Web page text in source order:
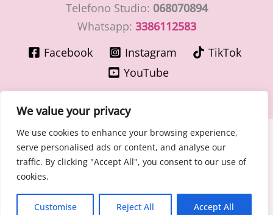
We value your privacy
We use cookies to enhance your browsing experience,
serve personalised ads or content, and analyse our
traffic. By clicking "Accept All", you consent to our use of
cookies.
Customise Reject All Accept All
Telefono Studio: 068070894
Whatsapp: 3386112583
Facebook
Instagram
TikTok
YouTube
Copyright © 2026 LaMiaGinecologa.com - Dott.ssa Cinzia
Pajoncini - Specialista in Ostetricia e Ginecologia
P.IVA 15400091003 – n° Ordine Medici di Roma 30776 del
Cookie - Privacy Policy